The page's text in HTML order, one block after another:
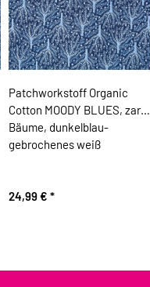
Patchworkstoff Organic
Cotton MOODY BLUES, zarte
Bäume, dunkelblau-
gebrochenes weiß
24,99 € *